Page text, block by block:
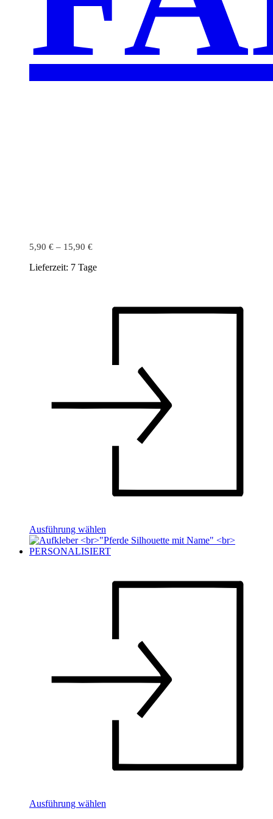
5,90 € – 15,90 €
Lieferzeit: 7 Tage
Ausführung wählen
Ausführung wählen